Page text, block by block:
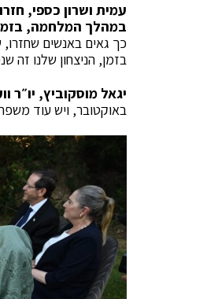
עמית ושרון כספי,
במהלך המלחמה, בזמן
כך גאים באנשים
בזמן, הניצחון שלנו זה
יגאל מוסקוביץ, יו״ר
באוקטובר, ויש עוד